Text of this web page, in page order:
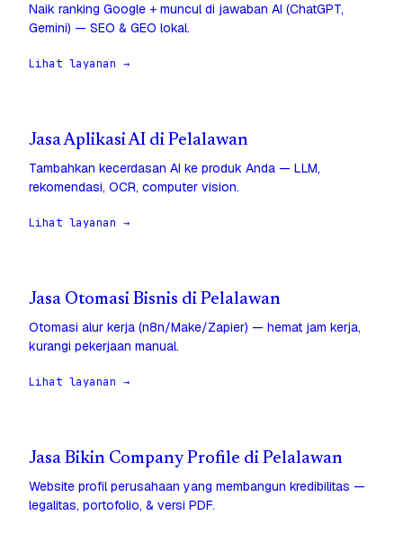
Naik ranking Google + muncul di jawaban AI (ChatGPT,
Gemini) — SEO & GEO lokal.
Lihat layanan →
Jasa Aplikasi AI di Pelalawan
Tambahkan kecerdasan AI ke produk Anda — LLM,
rekomendasi, OCR, computer vision.
Lihat layanan →
Jasa Otomasi Bisnis di Pelalawan
Otomasi alur kerja (n8n/Make/Zapier) — hemat jam kerja,
kurangi pekerjaan manual.
Lihat layanan →
Jasa Bikin Company Profile di Pelalawan
Website profil perusahaan yang membangun kredibilitas —
legalitas, portofolio, & versi PDF.